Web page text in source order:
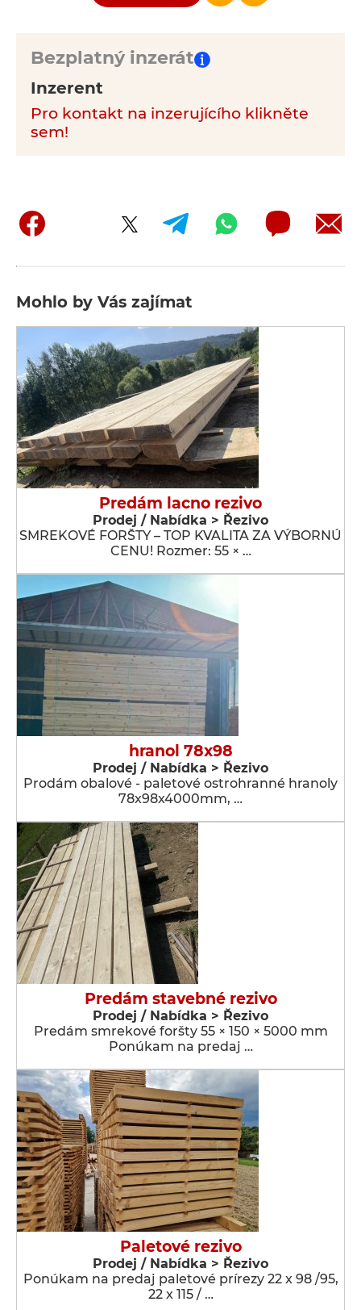
Bezplatný inzerát
Inzerent
Pro kontakt na inzerujícího klikněte
sem!
Mohlo by Vás zajímat
Predám lacno rezivo
Prodej / Nabídka > Řezivo
SMREKOVÉ FORŠTY – TOP KVALITA ZA VÝBORNÚ
CENU! Rozmer: 55 × …
hranol 78x98
Prodej / Nabídka > Řezivo
Prodám obalové - paletové ostrohranné hranoly
78x98x4000mm, …
Predám stavebné rezivo
Prodej / Nabídka > Řezivo
Predám smrekové foršty 55 × 150 × 5000 mm
Ponúkam na predaj …
Paletové rezivo
Prodej / Nabídka > Řezivo
Ponúkam na predaj paletové prírezy 22 x 98 /95,
22 x 115 / …